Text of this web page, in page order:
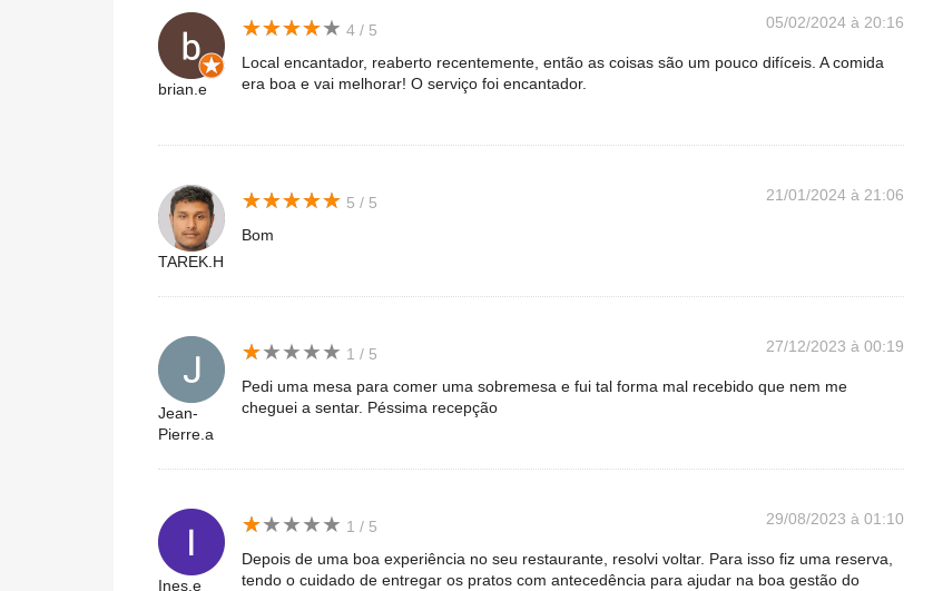
brian.e
★★★★★
★★★★★ 4 / 5 05/02/2024 à 20:16
Local encantador, reaberto recentemente, então as coisas são um pouco difíceis. A comida
era boa e vai melhorar! O serviço foi encantador.
TAREK.H
★★★★★
★★★★★ 5 / 5 21/01/2024 à 21:06
Bom
Jean-
Pierre.a
★★★★★
★★★★★ 1 / 5 27/12/2023 à 00:19
Pedi uma mesa para comer uma sobremesa e fui tal forma mal recebido que nem me
cheguei a sentar. Péssima recepção
Ines.e
★★★★★
★★★★★ 1 / 5 29/08/2023 à 01:10
Depois de uma boa experiência no seu restaurante, resolvi voltar. Para isso fiz uma reserva,
tendo o cuidado de entregar os pratos com antecedência para ajudar na boa gestão do